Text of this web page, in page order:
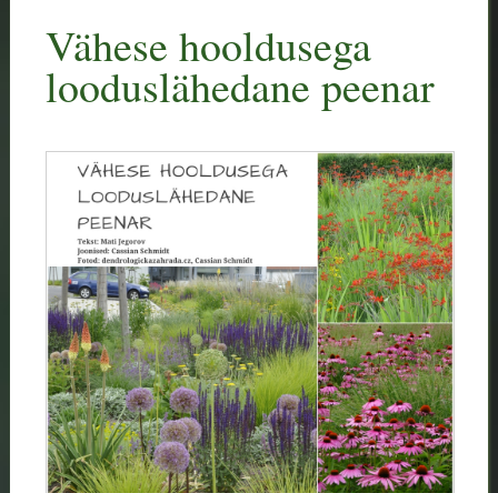
Vähese hooldusega
looduslähedane peenar